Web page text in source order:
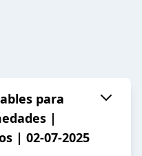
para
|
| 02-07-2025